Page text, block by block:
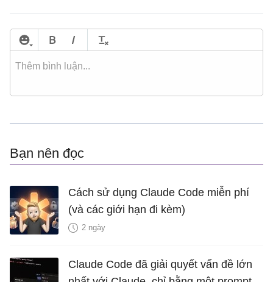
Bạn nên đọc
Cách sử dụng Claude Code miễn phí
(và các giới hạn đi kèm)
2 ngày
Claude Code đã giải quyết vấn đề lớn